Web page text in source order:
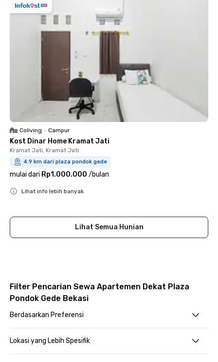
Coliving • Campur
Kost Dinar Home Kramat Jati
Kramat Jati, Kramat Jati
4.9 km dari plaza pondok gede
mulai dari Rp1.000.000 /bulan
Lihat info lebih banyak
Lihat Semua Hunian
Filter Pencarian Sewa Apartemen Dekat Plaza
Pondok Gede Bekasi
Berdasarkan Preferensi
Lokasi yang Lebih Spesifik